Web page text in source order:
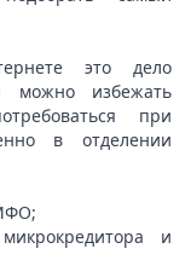
это дело
можно избежать
при
в отделении
и